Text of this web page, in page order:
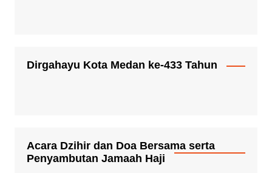
Dirgahayu Kota Medan ke-433 Tahun
Acara Dzihir dan Doa Bersama serta
Penyambutan Jamaah Haji